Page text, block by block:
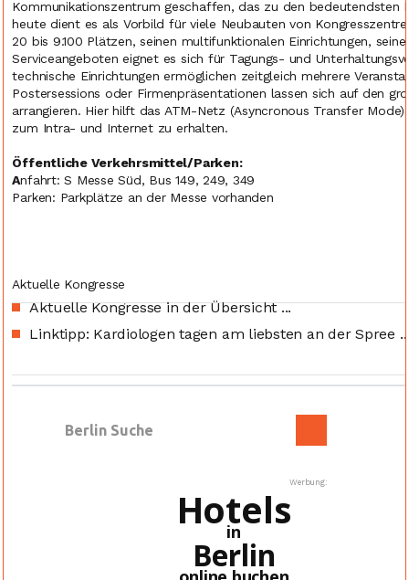
Kommunikationszentrum geschaffen, das zu den bedeutendsten
heute dient es als Vorbild für viele Neubauten von
20 bis 9.100 Plätzen, seinen multifunktionalen Einrichtungen,
Serviceangeboten eignet es sich für Tagungs- und
technische Einrichtungen ermöglichen zeitgleich mehrere
Postersessions oder Firmenpräsentationen lassen sich auf den
arrangieren. Hier hilft das ATM-Netz (Asyncronous Transfer
zum Intra- und Internet zu erhalten.
Öffentliche Verkehrsmittel/Parken:
Anfahrt: S Messe Süd, Bus 149, 249, 349
Parken: Parkplätze an der Messe vorhanden
Aktuelle Kongresse
Aktuelle Kongresse in der Übersicht ...
Linktipp: Kardiologen tagen am liebsten an der Spree
Werbung:
Hotels
in
Berlin